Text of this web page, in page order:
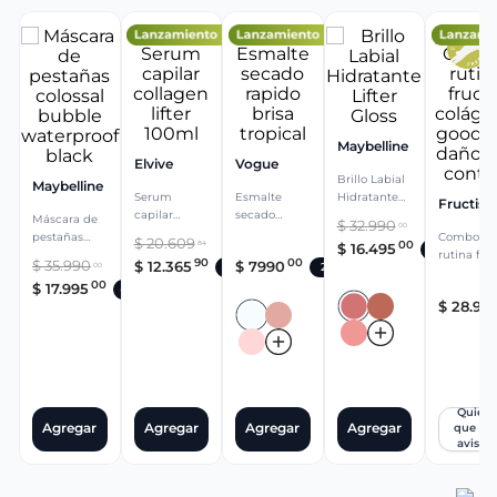
Maybelline
Máscara de
pestañas
bubble
waterproof
$35.990 00
$ 17.99500 -
Agregar
Elvive
Serum
capilar
lifter 100ml
$20.609 84
$ 12.36590 40%
Agregar
Vogue
Esmalte
secado
$ 799000 2x1
Agregar
Maybelline
Brillo Labial
Hidratante
$32.990 00
$ 16.49500 50%
Agregar
Fructis
Combo
rutina
daños oil
$ 28.
Quiero
que me
avisen